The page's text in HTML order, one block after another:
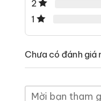
2
1
Chưa có đánh giá